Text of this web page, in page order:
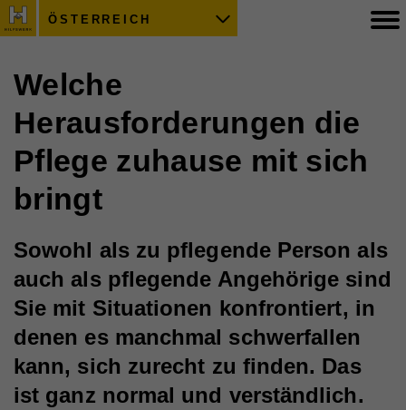
ÖSTERREICH
Welche
Herausforderungen die
Pflege zuhause mit sich
bringt
Sowohl als zu pflegende Person als
auch als pflegende Angehörige sind
Sie mit Situationen konfrontiert, in
denen es manchmal schwerfallen
kann, sich zurecht zu finden. Das
ist ganz normal und verständlich.